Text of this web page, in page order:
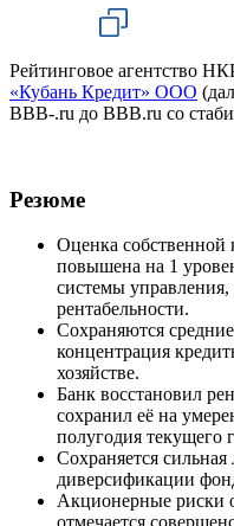
Рейтинговое агентство
«Кубань Кредит» ООО
BBB-.ru до BBB.ru со
Резюме
Оценка собственной
повышена на 1
системы
рентабельности.
Сохраняются
концентрация
хозяйстве.
Банк восстановил
сохранил её на
полугодия текущего
Сохраняется
диверсификации
Акционерные риски